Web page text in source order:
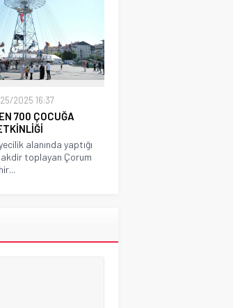
2025 16:37
700 ÇOCUĞA
alanında yaptığı
toplayan Çorum